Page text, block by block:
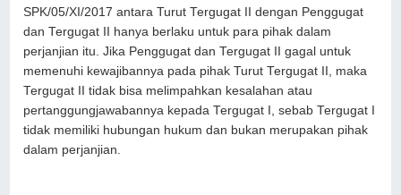
SPK/05/XI/2017 antara Turut Tergugat II dengan Penggugat
dan Tergugat II hanya berlaku untuk para pihak dalam
perjanjian itu. Jika Penggugat dan Tergugat II gagal untuk
memenuhi kewajibannya pada pihak Turut Tergugat II, maka
Tergugat II tidak bisa melimpahkan kesalahan atau
pertanggungjawabannya kepada Tergugat I, sebab Tergugat I
tidak memiliki hubungan hukum dan bukan merupakan pihak
dalam perjanjian.